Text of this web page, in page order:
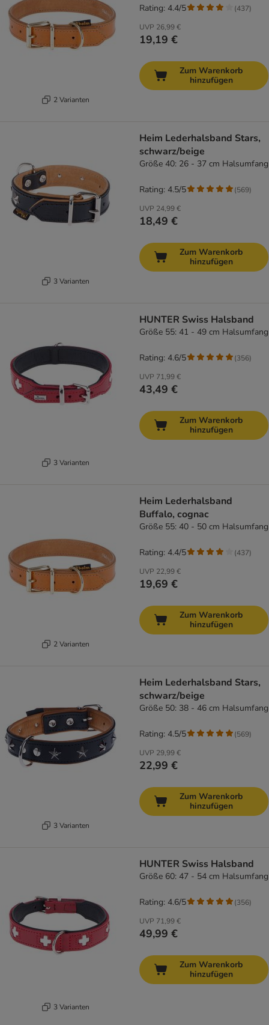
2 Varianten
UVP 26,99 €
19,19 €
Rating: 4.4/5 (437)
Zum Warenkorb
hinzufügen
3 Varianten
Heim Lederhalsband Stars,
schwarz/beige
Größe 40: 26 - 37 cm Halsumfang
UVP 24,99 €
18,49 €
Rating: 4.5/5 (569)
Zum Warenkorb
hinzufügen
3 Varianten
HUNTER Swiss Halsband
Größe 55: 41 - 49 cm Halsumfang
UVP 71,99 €
43,49 €
Rating: 4.6/5 (356)
Zum Warenkorb
hinzufügen
2 Varianten
Heim Lederhalsband
Buffalo, cognac
Größe 55: 40 - 50 cm Halsumfang
UVP 22,99 €
19,69 €
Rating: 4.4/5 (437)
Zum Warenkorb
hinzufügen
3 Varianten
Heim Lederhalsband Stars,
schwarz/beige
Größe 50: 38 - 46 cm Halsumfang
UVP 29,99 €
22,99 €
Rating: 4.5/5 (569)
Zum Warenkorb
hinzufügen
3 Varianten
HUNTER Swiss Halsband
Größe 60: 47 - 54 cm Halsumfang
UVP 71,99 €
49,99 €
Rating: 4.6/5 (356)
Zum Warenkorb
hinzufügen